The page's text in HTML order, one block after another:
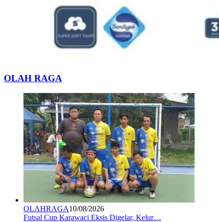
OLAH RAGA
OLAHRAGA10/08/2026
Futsal Cup Karawaci Eksis Digelar, Kelur…